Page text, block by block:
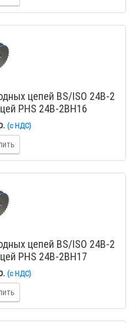
цепей BS/ISO 24B-2
PHS 24B-2BH16
(с НДС)
цепей BS/ISO 24B-2
PHS 24B-2BH17
(с НДС)